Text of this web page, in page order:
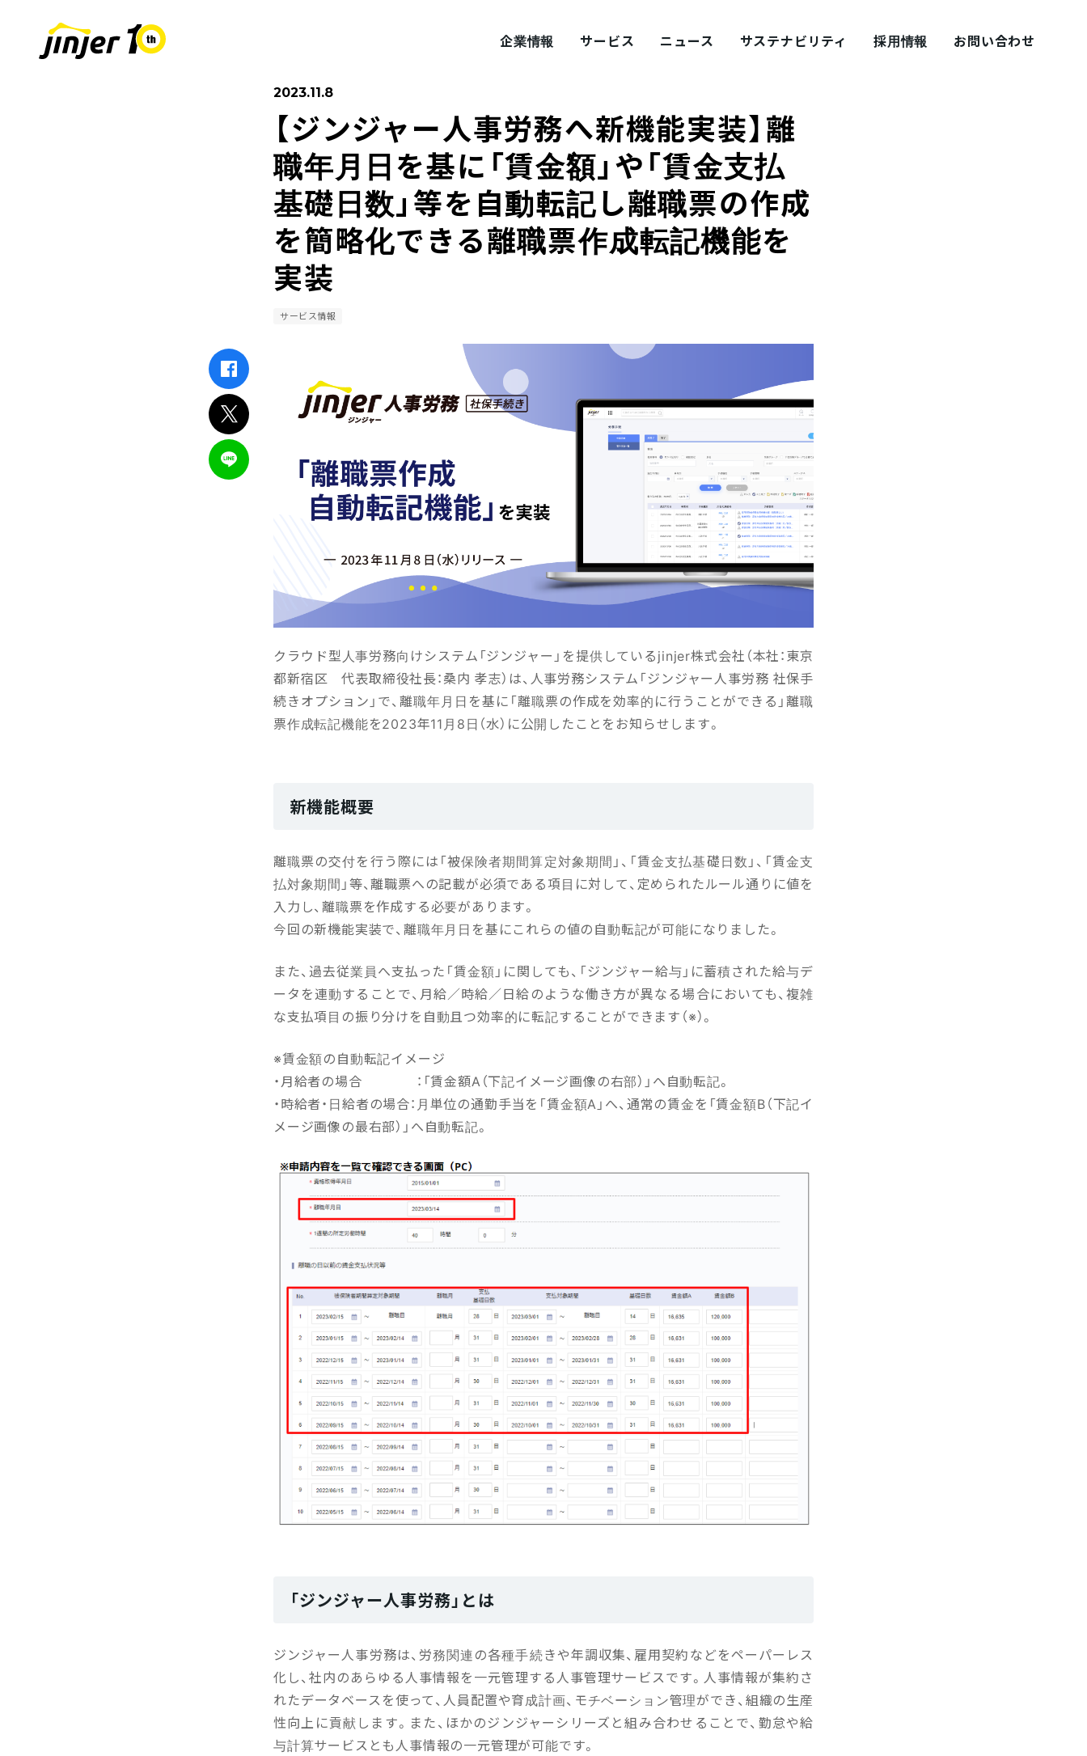
企業情報
COMPANY 会社概要
Statement Values
サービス ニュース サステナビリティ
SUSTAINABILITY サステナビリティ
採用情報
採用情報
中途採用 プロダクト採用 採用ブログ シェアズ！
お問い合わせ
2023.11.8
【ジンジャー人事労務へ新機能実装】離
職年月日を基に「賃金額」や「賃金支払
基礎日数」等を自動転記し離職票の作成
を簡略化できる離職票作成転記機能を
実装
サービス情報
クラウド型人事労務向けシステム「ジンジャー」を提供しているjinjer株式会社（本社：東京
都新宿区 代表取締役社長：桑内 孝志）は、人事労務システム「ジンジャー人事労務 社保手
続きオプション」で、離職年月日を基に「離職票の作成を効率的に行うことができる」離職
票作成転記機能を2023年11月8日（水）に公開したことをお知らせします。
新機能概要
離職票の交付を行う際には「被保険者期間算定対象期間」、「賃金支払基礎日数」、「賃金支
払対象期間」等、離職票への記載が必須である項目に対して、定められたルール通りに値を
入力し、離職票を作成する必要があります。
今回の新機能実装で、離職年月日を基にこれらの値の自動転記が可能になりました。
また、過去従業員へ支払った「賃金額」に関しても、「ジンジャー給与」に蓄積された給与デ
ータを連動することで、月給／時給／日給のような働き方が異なる場合においても、複雑
な支払項目の振り分けを自動且つ効率的に転記することができます（※）。
※賃金額の自動転記イメージ
・月給者の場合 ：「賃金額A（下記イメージ画像の右部）」へ自動転記。
・時給者・日給者の場合：月単位の通勤手当を「賃金額A」へ、通常の賃金を「賃金額B（下記イ
メージ画像の最右部）」へ自動転記。
「ジンジャー人事労務」とは
ジンジャー人事労務は、労務関連の各種手続きや年調収集、雇用契約などをペーパーレス
化し、社内のあらゆる人事情報を一元管理する人事管理サービスです。人事情報が集約さ
れたデータベースを使って、人員配置や育成計画、モチベーション管理ができ、組織の生産
性向上に貢献します。また、ほかのジンジャーシリーズと組み合わせることで、勤怠や給
与計算サービスとも人事情報の一元管理が可能です。